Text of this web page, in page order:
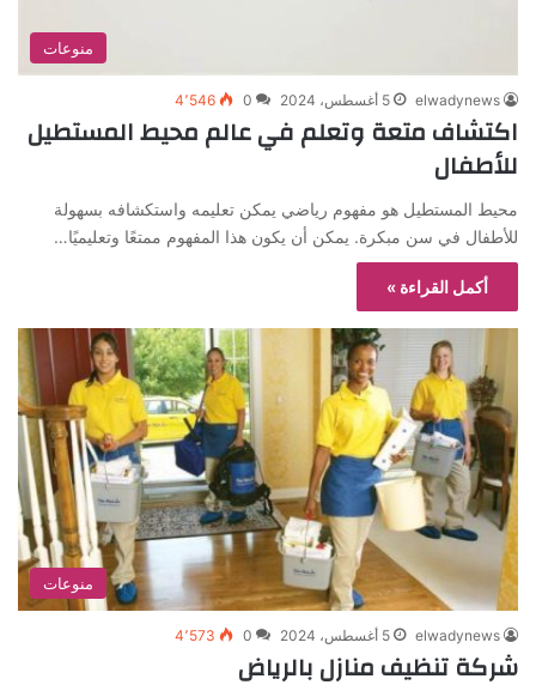
منوعات
elwadynews 5 أغسطس، 2024 0 4٬546
اكتشاف متعة وتعلم في عالم محيط المستطيل
للأطفال
محيط المستطيل هو مفهوم رياضي يمكن تعليمه واستكشافه بسهولة
للأطفال في سن مبكرة. يمكن أن يكون هذا المفهوم ممتعًا وتعليميًا…
أكمل القراءة »
منوعات
elwadynews 5 أغسطس، 2024 0 4٬573
شركة تنظيف منازل بالرياض